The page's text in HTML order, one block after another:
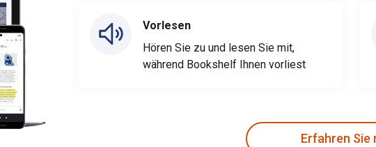
Vorlesen
Hören Sie zu und lesen Sie mit,
während Bookshelf Ihnen vorliest
Erfahren Sie